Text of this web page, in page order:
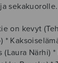
sekakuorolle.
on kevyt
*
(Laura Närhi)